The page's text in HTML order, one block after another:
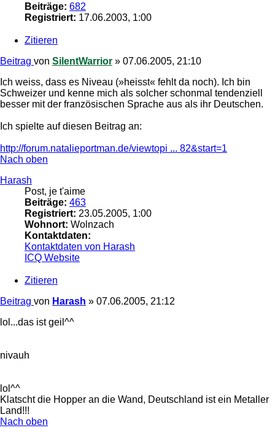
Beiträge: 682
Registriert: 17.06.2003, 1:00
Zitieren
Beitrag von SilentWarrior » 07.06.2005, 21:10
Ich weiss, dass es Niveau (»heisst« fehlt da noch). Ich bin
Schweizer und kenne mich als solcher schonmal tendenziell
besser mit der französischen Sprache aus als ihr Deutschen.
Ich spielte auf diesen Beitrag an:
http://forum.natalieportman.de/viewtopi ... 82&start=1
Nach oben
Harash
Post, je t'aime
Beiträge: 463
Registriert: 23.05.2005, 1:00
Wohnort: Wolnzach
Kontaktdaten:
Kontaktdaten von Harash
ICQ Website
Zitieren
Beitrag von Harash » 07.06.2005, 21:12
lol...das ist geil^^
nivauh
lol^^
Klatscht die Hopper an die Wand, Deutschland ist ein Metaller
Land!!!
Nach oben